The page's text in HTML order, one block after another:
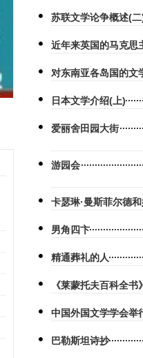
苏联文学论争概述(
近年来英国的马克思
对东南亚各岛国的文
日本文学介绍(上)
爱丽舍田园大街
游园会
卡瑟琳·曼斯菲尔德
男角四卞
精通葬礼的人
《莱蒙托夫百科全书
中国外国文学学会举
巴勒斯坦诗抄